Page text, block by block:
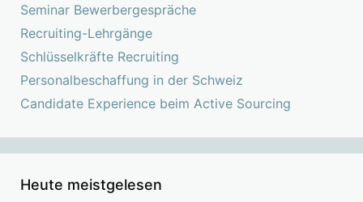
Seminar Bewerbergespräche
Recruiting-Lehrgänge
Schlüsselkräfte Recruiting
Personalbeschaffung in der Schweiz
Candidate Experience beim Active Sourcing
Heute meistgelesen